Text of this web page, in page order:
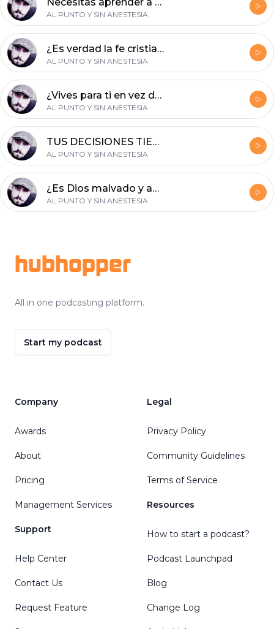
AL PUNTO Y SIN ANESTESIA
¿Es verdad la fe cristiana? Argumentos para demostrar la verdad Bíblica y la fe
AL PUNTO Y SIN ANESTESIA
¿Vives para ti en vez de para Cristo? Escucha el podcast
AL PUNTO Y SIN ANESTESIA
TUS DECISIONES TIENEN RESULTADOS, ¿ESTÁS TOMANDO BUENAS DECISIONES?
AL PUNTO Y SIN ANESTESIA
¿Es Dios malvado y asesino? - Esta es la acusación de ciertas personas contra Dios-
AL PUNTO Y SIN ANESTESIA
hubhopper
All in one podcasting platform.
Start my podcast
Company
Awards
About
Pricing
Management Services
Support
Help Center
Contact Us
Request Feature
Legal
Privacy Policy
Community Guidelines
Terms of Service
Resources
How to start a podcast?
Podcast Launchpad
Blog
Change Log